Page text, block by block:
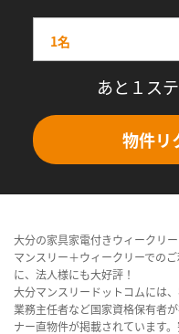
あと１ス
物件リ
大分の家具家電付きウィークリ
マンスリー＋ウィークリーでの
に、法人様にも大好評！
大分マンスリードットコムには
業務主任者など国家資格保有者
ナー直物件が掲載されています